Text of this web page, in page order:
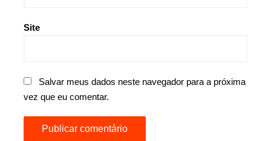
Site
Salvar meus dados neste navegador para a próxima
vez que eu comentar.